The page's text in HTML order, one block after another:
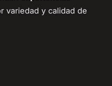
variedad y calidad de